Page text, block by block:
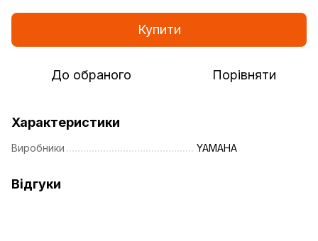
Купити
До обраного Порівняти
Характеристики
Виробники YAMAHA
Відгуки